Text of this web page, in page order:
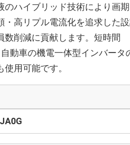
のハイブリッド技術により画
・高リプル電流化を追求した
数削減に貢献します。短時間
動車の機電一体型インバータ
用可能です。